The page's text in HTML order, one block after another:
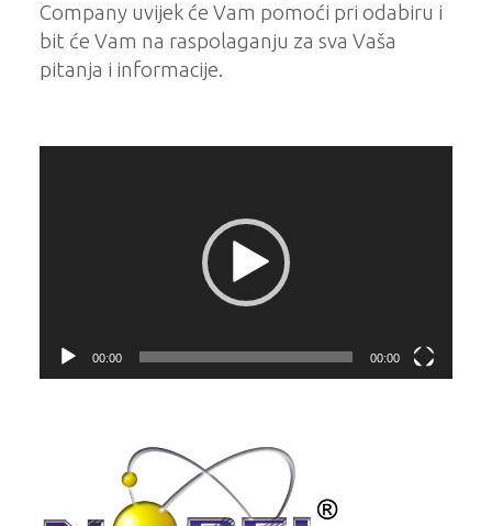
Company uvijek će Vam pomoći pri odabiru i
bit će Vam na raspolaganju za sva Vaša
pitanja i informacije.
00:00 00:00